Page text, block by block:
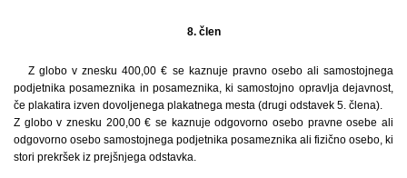
8. člen
Z globo v znesku 400,00 € se kaznuje pravno osebo ali samostojnega
podjetnika posameznika in posameznika, ki samostojno opravlja dejavnost,
če plakatira izven dovoljenega plakatnega mesta (drugi odstavek 5. člena).
Z globo v znesku 200,00 € se kaznuje odgovorno osebo pravne osebe ali
odgovorno osebo samostojnega podjetnika posameznika ali fizično osebo, ki
stori prekršek iz prejšnjega odstavka.